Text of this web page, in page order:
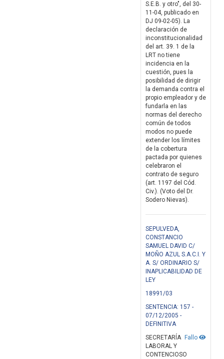
S.E.B. y otro", del 30-
11-04, publicado en
DJ 09-02-05). La
declaración de
inconstitucionalidad
del art. 39. 1 de la
LRT no tiene
incidencia en la
cuestión, pues la
posibilidad de dirigir
la demanda contra el
propio empleador y de
fundarla en las
normas del derecho
común de todos
modos no puede
extender los límites
de la cobertura
pactada por quienes
celebraron el
contrato de seguro
(art. 1197 del Cód.
Civ.). (Voto del Dr.
Sodero Nievas).
SEPULVEDA,
CONSTANCIO
SAMUEL DAVID C/
MOÑO AZUL S.A.C.I. Y
A. S/ ORDINARIO S/
INAPLICABILIDAD DE
LEY
18991/03
SENTENCIA: 157 -
07/12/2005 -
DEFINITIVA
Fallo
SECRETARÍA
LABORAL Y
CONTENCIOSO